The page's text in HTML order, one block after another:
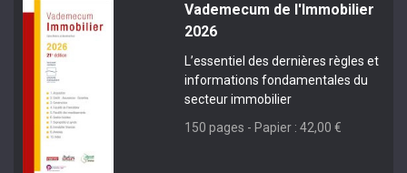
Vademecum de l'Immobilier
2026
L’essentiel des dernières règles et
informations fondamentales du
secteur immobilier
150 pages - Papier : 42,00 €